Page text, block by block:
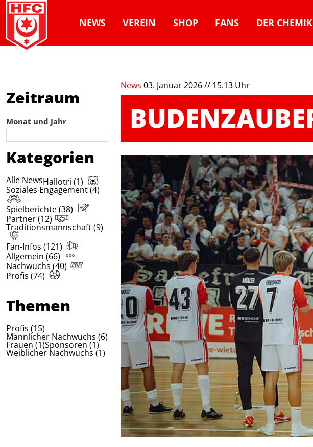
NEWS VEREIN SHOP FANS DER
Zeitraum
Monat und Jahr
Kategorien
Alle NewsHallotri (1)
Soziales Engagement (4)
Spielberichte (38)
Partner (12)
Traditionsmannschaft (9)
Fan-Infos (121)
Allgemein (66)
Nachwuchs (40)
Profis (74)
Themen
Profis (15)
Männlicher Nachwuchs (6)
Frauen (1)Sponsoren (1)
Weiblicher Nachwuchs (1)
News 03. Januar 2026 // 15.13 Uhr